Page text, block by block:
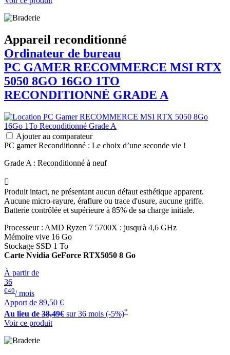
Appareil reconditionné
Ordinateur de bureau
PC GAMER RECOMMERCE MSI RTX
5050 8GO 16GO 1TO
RECONDITIONNÉ GRADE A
Ajouter au comparateur
PC gamer Reconditionné : Le choix d’une seconde vie !
Grade A : Reconditionné à neuf

Produit intact, ne présentant aucun défaut esthétique apparent.
Aucune micro-rayure, éraflure ou trace d'usure, aucune griffe.
Batterie contrôlée et supérieure à 85% de sa charge initiale.
Processeur : AMD Ryzen 7 5700X : jusqu'à 4,6 GHz
Mémoire vive 16 Go
Stockage SSD 1 To
Carte Nvidia GeForce RTX5050 8 Go
À partir de
36
€49/ mois
Apport de 89,50 €
Au lieu de 38,49€ sur 36 mois (-5%)*
Voir ce produit